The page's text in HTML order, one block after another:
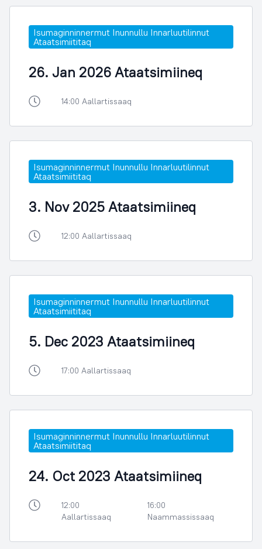
Isumaginninnermut Inunnullu Innarluutilinnut
Ataatsimiititaq
26. Jan 2026 Ataatsimiineq
14:00 Aallartissaaq
Isumaginninnermut Inunnullu Innarluutilinnut
Ataatsimiititaq
3. Nov 2025 Ataatsimiineq
12:00 Aallartissaaq
Isumaginninnermut Inunnullu Innarluutilinnut
Ataatsimiititaq
5. Dec 2023 Ataatsimiineq
17:00 Aallartissaaq
Isumaginninnermut Inunnullu Innarluutilinnut
Ataatsimiititaq
24. Oct 2023 Ataatsimiineq
12:00
Aallartissaaq
16:00
Naammassissaaq